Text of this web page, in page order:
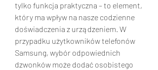
tylko funkcja praktyczna – to element,
który ma wpływ na nasze codzienne
doświadczenia z urządzeniem. W
przypadku użytkowników telefonów
Samsung, wybór odpowiednich
dzwonków może dodać osobistego